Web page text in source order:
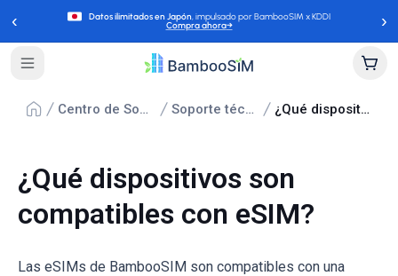
‹ Datos ilimitados en Japón, impulsado por BambooSIM x KDDI
Compra ahora→ ›
Centro de Soporte Soporte técnico ¿Qué dispositivos son compatibles con eSIM?
¿Qué dispositivos son
compatibles con eSIM?
Las eSIMs de BambooSIM son compatibles con una